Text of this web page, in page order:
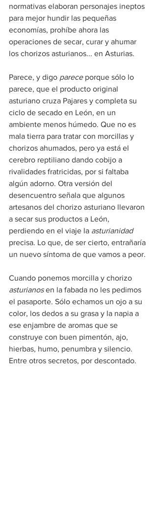
normativas elaboran personajes ineptos
para mejor hundir las pequeñas
economías, prohíbe ahora las
operaciones de secar, curar y ahumar
los chorizos asturianos... en Asturias.
Parece, y digo parece porque sólo lo
parece, que el producto original
asturiano cruza Pajares y completa su
ciclo de secado en León, en un
ambiente menos húmedo. Que no es
mala tierra para tratar con morcillas y
chorizos ahumados, pero ya está el
cerebro reptiliano dando cobijo a
rivalidades fratricidas, por si faltaba
algún adorno. Otra versión del
desencuentro señala que algunos
artesanos del chorizo asturiano llevaron
a secar sus productos a León,
perdiendo en el viaje la asturianidad
precisa. Lo que, de ser cierto, entrañaría
un nuevo síntoma de que vamos a peor.
Cuando ponemos morcilla y chorizo
asturianos en la fabada no les pedimos
el pasaporte. Sólo echamos un ojo a su
color, los dedos a su grasa y la napia a
ese enjambre de aromas que se
construye con buen pimentón, ajo,
hierbas, humo, penumbra y silencio.
Entre otros secretos, por descontado.